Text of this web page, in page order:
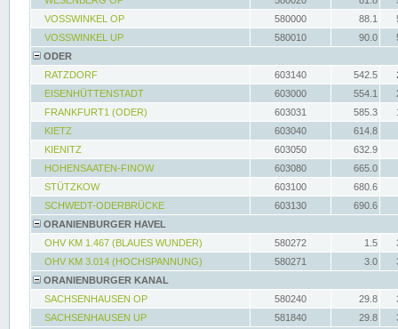
VOSSWINKEL OP
580000 88.1
VOSSWINKEL UP
580010 90.0
ODER
RATZDORF
603140 542.5
EISENHÜTTENSTADT
603000 554.1
FRANKFURT1 (ODER)
603031 585.3
KIETZ
603040
614.8
KIENITZ
603050
632.9
HOHENSAATEN-FINOW
603080
665.0
STÜTZKOW
603100
680.6
SCHWEDT-ODERBRÜCKE
603130
690.6
ORANIENBURGER HAVEL
OHV KM 1.467 (BLAUES WUNDER)
580272 1.5
OHV KM 3.014 (HOCHSPANNUNG)
580271 3.0
ORANIENBURGER KANAL
SACHSENHAUSEN OP
580240 29.8
SACHSENHAUSEN UP
581840 29.8